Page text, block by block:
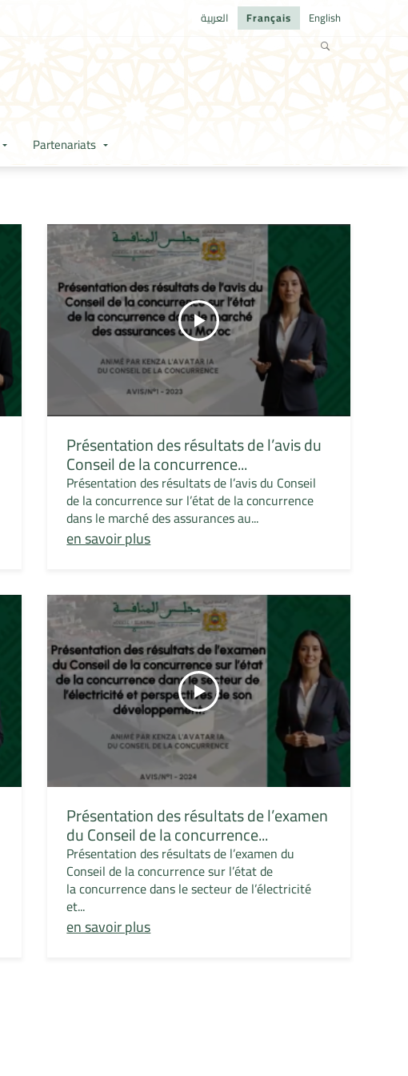
العربية Français English
Partenariats
Présentation des résultats de l’avis du
Conseil de la concurrence...
Présentation des résultats de l’avis du Conseil
de la concurrence sur l’état de la concurrence
dans le marché des assurances au...
en savoir plus
Présentation des résultats de l’examen
du Conseil de la concurrence...
Présentation des résultats de l’examen du
Conseil de la concurrence sur l’état de
la concurrence dans le secteur de l’électricité
et...
en savoir plus